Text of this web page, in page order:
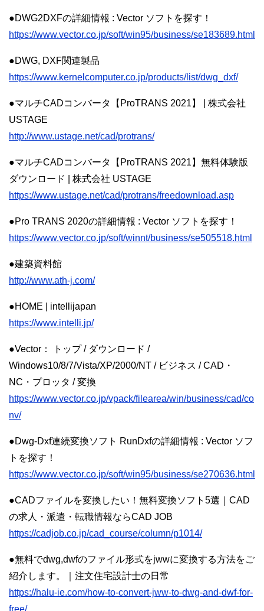
●DWG2DXFの詳細情報 : Vector ソフトを探す！
https://www.vector.co.jp/soft/win95/business/se183689.html
●DWG, DXF関連製品
https://www.kernelcomputer.co.jp/products/list/dwg_dxf/
●マルチCADコンバータ【ProTRANS 2021】 | 株式会社
USTAGE
http://www.ustage.net/cad/protrans/
●マルチCADコンバータ【ProTRANS 2021】無料体験版
ダウンロード | 株式会社 USTAGE
https://www.ustage.net/cad/protrans/freedownload.asp
●Pro TRANS 2020の詳細情報 : Vector ソフトを探す！
https://www.vector.co.jp/soft/winnt/business/se505518.html
●建築資料館
http://www.ath-j.com/
●HOME | intellijapan
https://www.intelli.jp/
●Vector： トップ / ダウンロード /
Windows10/8/7/Vista/XP/2000/NT / ビジネス / CAD・
NC・プロッタ / 変換
https://www.vector.co.jp/vpack/filearea/win/business/cad/co
nv/
●Dwg-Dxf連続変換ソフト RunDxfの詳細情報 : Vector ソフ
トを探す！
https://www.vector.co.jp/soft/win95/business/se270636.html
●CADファイルを変換したい！無料変換ソフト5選｜CAD
の求人・派遣・転職情報ならCAD JOB
https://cadjob.co.jp/cad_course/column/p1014/
●無料でdwg,dwfのファイル形式をjwwに変換する方法をご
紹介します。｜注文住宅設計士の日常
https://halu-ie.com/how-to-convert-jww-to-dwg-and-dwf-for-